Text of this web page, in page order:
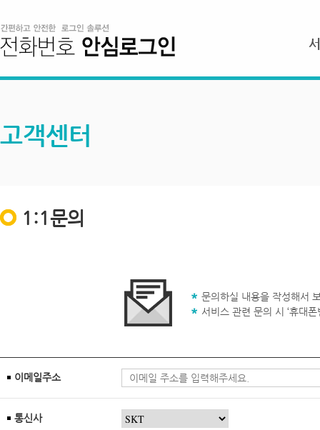
고객센터
1:1문의
문의하실 내용을 작성해서
서비스 관련 문의 시 ‘휴대
이메일주소
통신사